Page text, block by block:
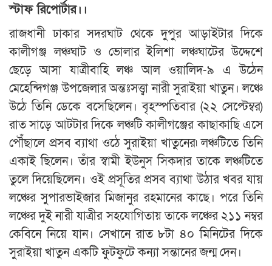
স্টাফ রিপোর্টার।।
রাজধানী ঢাকার সদরঘাট থেকে দুপুর আড়াইটার দিকে
কালীগঞ্জ লঞ্চঘাট ও ভোলার ইলিশা লঞ্চঘাটের উদ্দেশে
ছেড়ে আসা যাত্রীবাহি লঞ্চ আল ওয়ালিদ-৯ এ উঠেন
মেহেন্দিগঞ্জ উপজেলার অন্তঃসত্ত্বা নারী সুরাইয়া খাতুন। লঞ্চে
উঠে তিনি ডেকে বসেছিলেন। বৃহস্পতিবার (২২ সেপ্টেম্বর)
রাত সাড়ে আটটার দিকে লঞ্চটি কালীগঞ্জের কাছাকাছি এসে
পৌঁছালে প্রসব ব্যাথা ওঠে সুরাইয়া খাতুনের৷ লঞ্চটিতে তিনি
একাই ছিলেন। তাঁর স্বামী ইউনুস সিকদার তাকে লঞ্চটিতে
তুলে দিয়েছিলেন। ওই প্রসূতির প্রসব ব্যাথা উঠার খবর যায়
লঞ্চের সুপারভাইজার মিজানুর রহমানের কাছে। পরে তিনি
লঞ্চের দুই নারী যাত্রীর সহযোগিতায় তাকে লঞ্চের ২১১ নম্বর
কেবিনে নিয়ে যান। সেখানে রাত ৮টা ৪০ মিনিটের দিকে
সুরাইয়া খাতুন একটি ফুটফুটে কন্যা সন্তানের জন্ম দেন।